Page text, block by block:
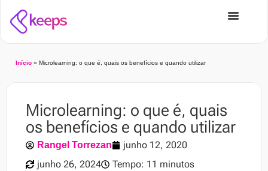
Início » Microlearning: o que é, quais os benefícios e quando utilizar
Microlearning: o que é, quais
os benefícios e quando utilizar
Rangel Torrezan
junho 12, 2020
junho 26, 2024
Tempo: 11 minutos